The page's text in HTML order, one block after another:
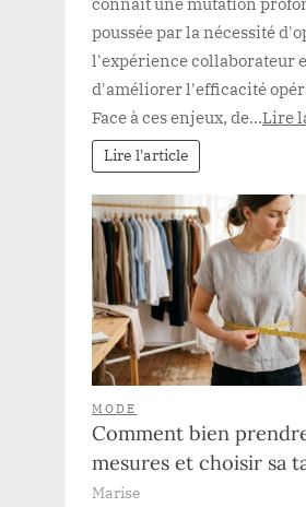
poussée par la nécessité
l'expérience collaborateur
d'améliorer l'efficacité
Face à ces enjeux, de...Lire
Lire l'article
MODE
Comment bien
mesures et choisir sa
Marise